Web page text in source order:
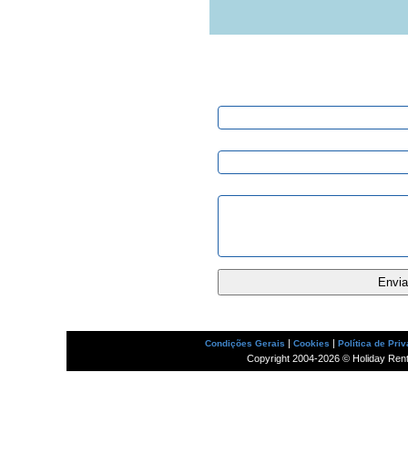
Condições Gerais | Cookies | Política de
Copyright 2004-2026 © Holiday